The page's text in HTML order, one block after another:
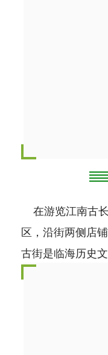
在游览江南古长
区，沿街两侧店
古街是临海历史